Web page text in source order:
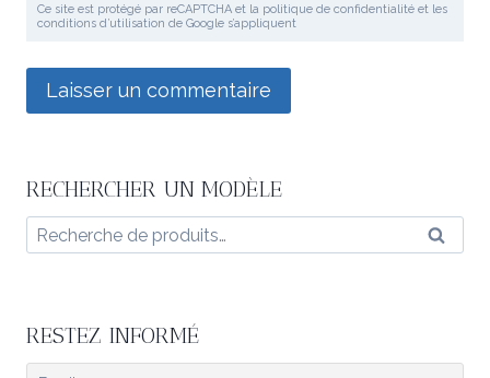
Ce site est protégé par reCAPTCHA et la politique de confidentialité et les
conditions d’utilisation de Google s’appliquent
RECHERCHER UN MODÈLE
Recherche
pour :
RESTEZ INFORMÉ